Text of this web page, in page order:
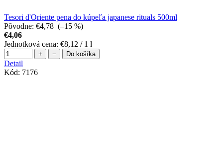
Tesori d'Oriente pena do kúpeľa japanese rituals 500ml
Pôvodne: €4,78 (–15 %)
€4,06
Jednotková cena: €8,12 / 1 l
+ − Do košíka
Detail
Kód: 7176